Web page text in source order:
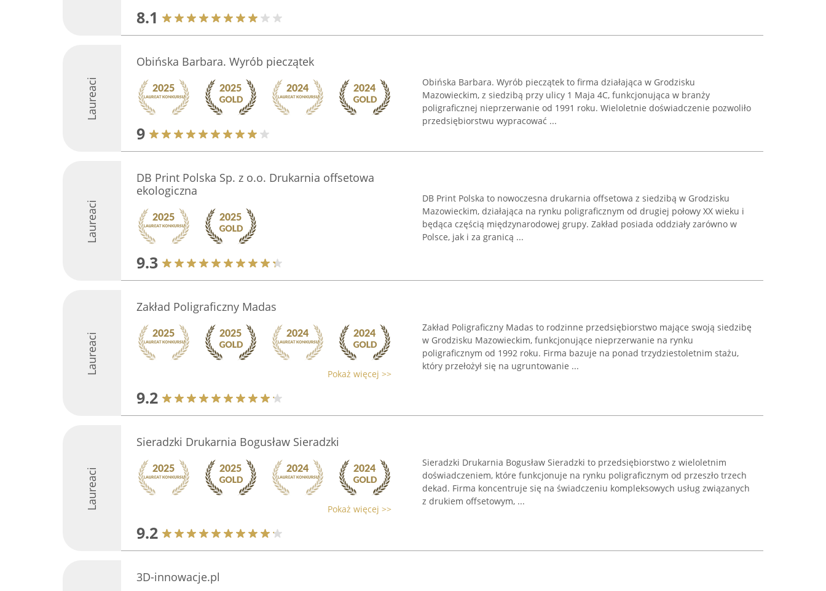
8.1
Laureaci
Obińska Barbara. Wyrób pieczątek
9
Obińska Barbara. Wyrób pieczątek to firma działająca w Grodzisku
Mazowieckim, z siedzibą przy ulicy 1 Maja 4C, funkcjonująca w branży
poligraficznej nieprzerwanie od 1991 roku. Wieloletnie doświadczenie pozwoliło
przedsiębiorstwu wypracować ...
Laureaci
DB Print Polska Sp. z o.o. Drukarnia offsetowa
ekologiczna
9.3
DB Print Polska to nowoczesna drukarnia offsetowa z siedzibą w Grodzisku
Mazowieckim, działająca na rynku poligraficznym od drugiej połowy XX wieku i
będąca częścią międzynarodowej grupy. Zakład posiada oddziały zarówno w
Polsce, jak i za granicą ...
Laureaci
Zakład Poligraficzny Madas
Pokaż więcej >>
9.2
Zakład Poligraficzny Madas to rodzinne przedsiębiorstwo mające swoją siedzibę
w Grodzisku Mazowieckim, funkcjonujące nieprzerwanie na rynku
poligraficznym od 1992 roku. Firma bazuje na ponad trzydziestoletnim stażu,
który przełożył się na ugruntowanie ...
Laureaci
Sieradzki Drukarnia Bogusław Sieradzki
Pokaż więcej >>
9.2
Sieradzki Drukarnia Bogusław Sieradzki to przedsiębiorstwo z wieloletnim
doświadczeniem, które funkcjonuje na rynku poligraficznym od przeszło trzech
dekad. Firma koncentruje się na świadczeniu kompleksowych usług związanych
z drukiem offsetowym, ...
3D-innowacje.pl